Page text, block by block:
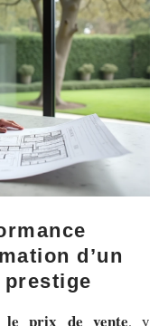
d’un
le prix de vente, y